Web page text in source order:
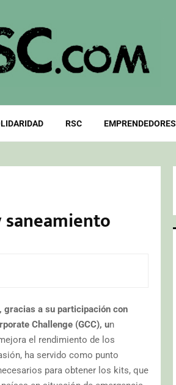
RSC EMPRENDEDORES
saneamiento
gracias a su participación con
Challenge (GCC), un
el rendimiento de los
ha servido como punto
para obtener los kits, que